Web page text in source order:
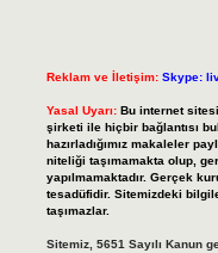
Reklam ve İletişim: Skype:
Yasal Uyarı: Bu internet
şirketi ile hiçbir bağlantısı
hazırladığımız makaleler
niteliği taşımamakta olup,
yapılmamaktadır. Gerçek
tesadüfidir. Sitemizdeki
taşımazlar.
Sitemiz, 5651 Sayılı Kanun